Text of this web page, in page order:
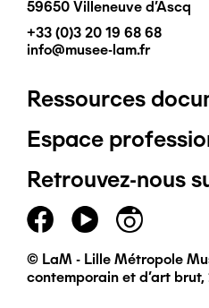
59650 Villeneuve d'Ascq
+33 (0)3 20 19 68 68
info@musee-lam.fr
Pied
de
page
principal
Ressources
Espace
Retrouvez-nous
© LaM - Lille Métropole
contemporain et d'art brut,